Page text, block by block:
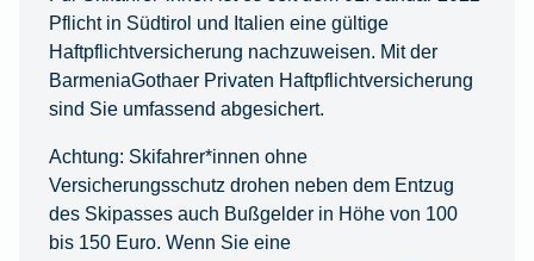
Pflicht in Südtirol und Italien eine gültige
Haftpflichtversicherung nachzuweisen. Mit der
BarmeniaGothaer Privaten Haftpflichtversicherung
sind Sie umfassend abgesichert.
Achtung: Skifahrer*innen ohne
Versicherungsschutz drohen neben dem Entzug
des Skipasses auch Bußgelder in Höhe von 100
bis 150 Euro. Wenn Sie eine